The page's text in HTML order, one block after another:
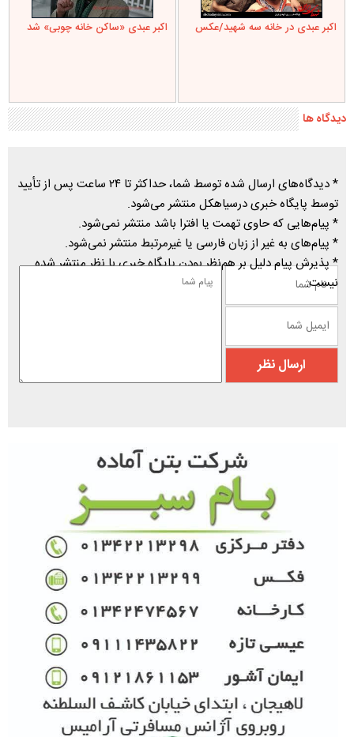
اکبر عبدی در خانه سه شهید/عکس اکبر عبدی «ساکن خانه چوبی» شد
دیدگاه ها
* دیدگاه‌های ارسال شده توسط شما، حداکثر تا ۲۴ ساعت پس از تأیید
توسط پایگاه خبری درسیاهکل منتشر می‌شود.
* پیام‌هایی که حاوی تهمت یا افترا باشد منتشر نمی‌شود.
* پیام‌های به غیر از زبان فارسی یا غیرمرتبط منتشر نمی‌شود.
* پذیرش پیام دلیل بر هم‌نظر بودن پایگاه خبری با نظر منتشر شده
نیست.